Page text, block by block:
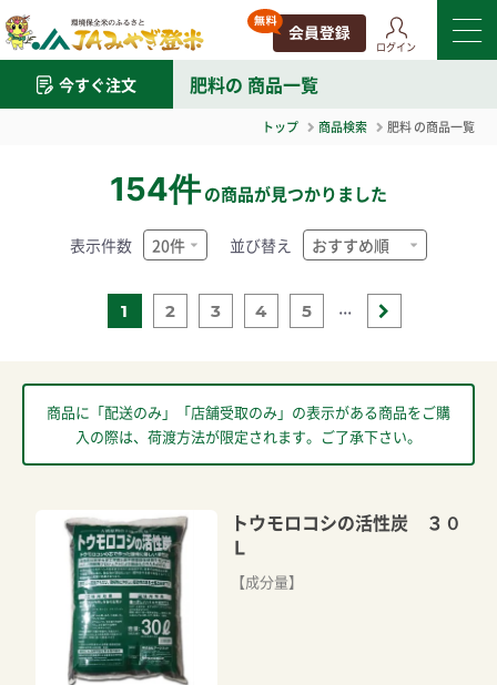
ログイン
今すぐ注文 肥料の 商品一覧
トップ 商品検索 肥料の商品一覧
154件の商品が見つかりました
1 2 3 4 5 ...
表示件数 並び替え
商品に「配送のみ」「店舗受取のみ」の表示がある商品をご購
入の際は、荷渡方法が限定されます。ご了承下さい。
トウモロコシの活性炭 ３０
Ｌ
【成分量】